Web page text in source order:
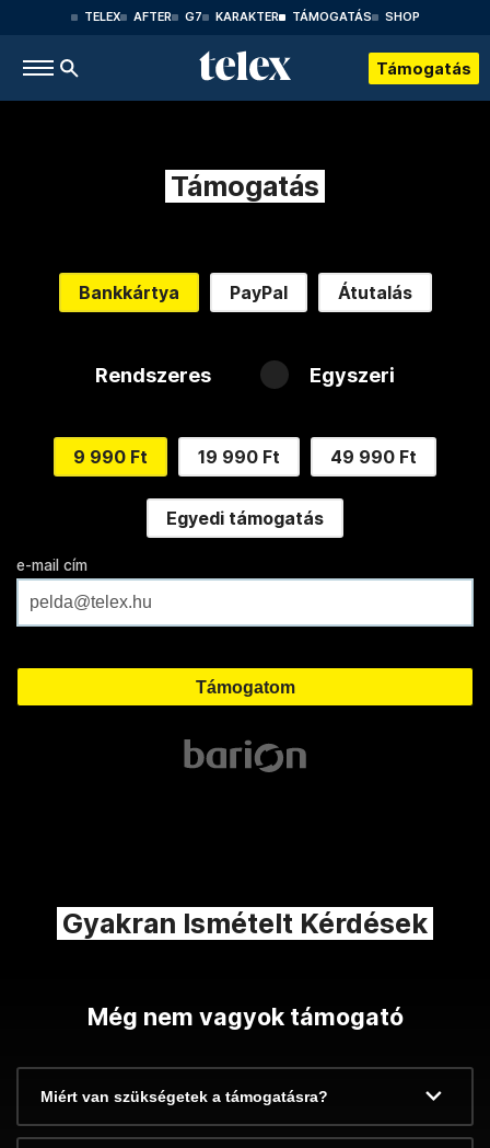
TELEX AFTER G7 KARAKTER TÁMOGATÁS SHOP
Támogatás
Támogatás
Bankkártya PayPal Átutalás
Rendszeres Egyszeri
9 990 Ft 19 990 Ft 49 990 Ft
Egyedi támogatás
e-mail cím
Gyakran Ismételt Kérdések
Még nem vagyok támogató
Miért van szükségetek a támogatásra?